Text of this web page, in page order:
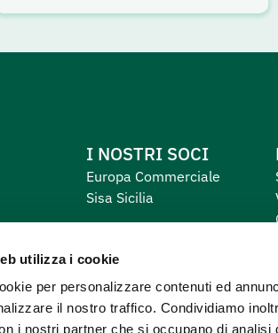
utilizza i cookie
per personalizzare contenuti ed
il nostro traffico. Condividiamo
i nostri partner che si occupano di analisi
I NOSTRI SOCI
Europa Commerciale
Sisa Sicilia